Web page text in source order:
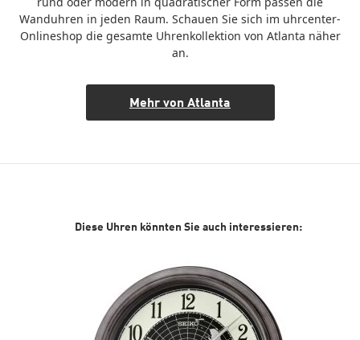
Wanduhren in jeden Raum. Schauen Sie sich im uhrcenter-
Onlineshop die gesamte Uhrenkollektion von Atlanta näher
an.
Mehr von Atlanta
Diese Uhren könnten Sie auch interessieren: